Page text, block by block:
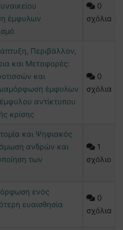
έμφυλων
0
σχόλια
Περιβάλλον,
και Μεταφορές:
και
έμφυλων
αντίκτυπου
κρίσης
0
σχόλια
και Ψηφιακός
ανδρών και
των
1
σχόλιο
ενός
ευαισθησία
0
σχόλια